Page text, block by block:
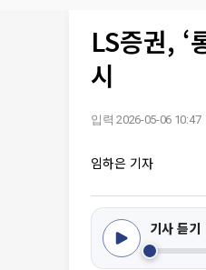
LS증권, ‘
시
입력 2026-05-06 10:47
임하은 기자
기사 듣기